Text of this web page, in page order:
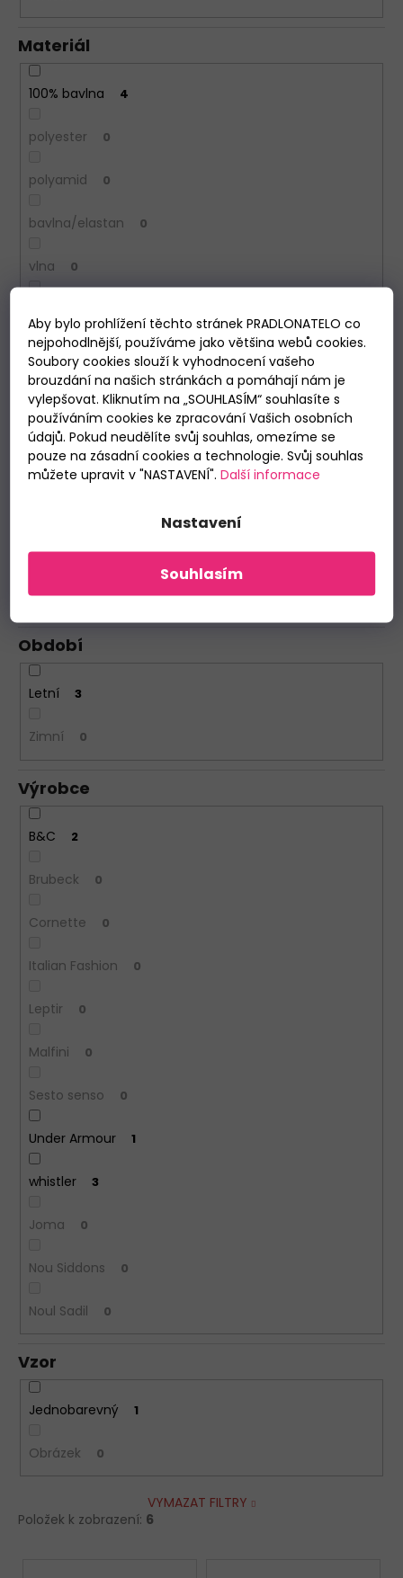
Aby bylo prohlížení těchto stránek PRADLONATELO co
nejpohodlnější, používáme jako většina webů cookies.
Soubory cookies slouží k vyhodnocení vašeho
brouzdání na našich stránkách a pomáhají nám je
vylepšovat. Kliknutím na „SOUHLASÍM“ souhlasíte s
používáním cookies ke zpracování Vašich osobních
údajů. Pokud neudělíte svůj souhlas, omezíme se
pouze na zásadní cookies a technologie. Svůj souhlas
můžete upravit v "NASTAVENÍ". Další informace
Nastavení
Souhlasím
Materiál
100% bavlna 4
polyester 0
polyamid 0
bavlna/elastan 0
vlna 0
Délka rukávu
krátký 3
dlouhý
Polo tričko 1
Tričko 3
Období
Letní 3
Zimní 0
Výrobce
B&C 2
Brubeck 0
Cornette 0
Italian Fashion 0
Leptir 0
Malfini 0
Sesto senso 0
Under Armour 1
whistler 3
Joma 0
Nou Siddons 0
Noul Sadil 0
Vzor
Jednobarevný 1
Obrázek 0
VYMAZAT FILTRY
Položek k zobrazení: 6